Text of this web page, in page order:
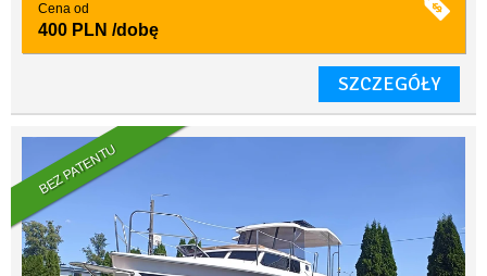
Cena od
400 PLN /dobę
SZCZEGÓŁY
BEZ PATENTU